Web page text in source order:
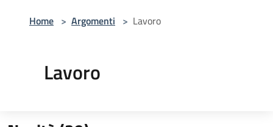
Home > Argomenti > Lavoro
Lavoro